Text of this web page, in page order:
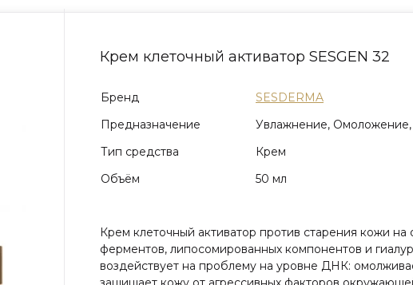
Крем клеточный активатор SESGEN 32
Бренд
SESDERMA
Предназначение
Увлажнение,
Тип средства
Крем
Объём
50 мл
Крем клеточный активатор против старения кожи
ферментов, липосомированных компонентов и
воздействует на проблему на уровне ДНК: